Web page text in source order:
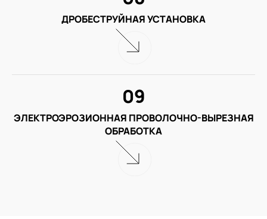
ДРОБЕСТРУЙНАЯ УСТАНОВКА
ЭЛЕКТРОЭРОЗИОННАЯ ПРОВОЛОЧНО-ВЫРЕЗНАЯ
ОБРАБОТКА
09